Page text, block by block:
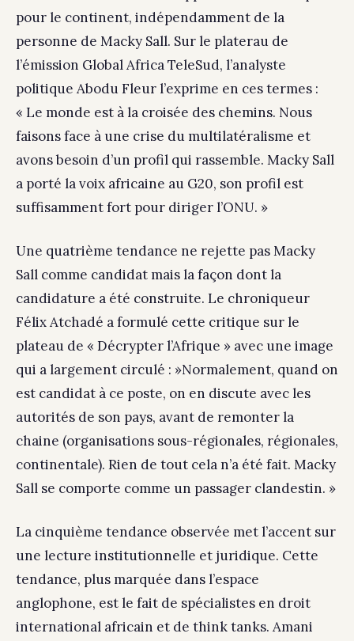
pour le continent, indépendamment de la
personne de Macky Sall. Sur le platerau de
l’émission Global Africa TeleSud, l’analyste
politique Abodu Fleur l’exprime en ces termes :
« Le monde est à la croisée des chemins. Nous
faisons face à une crise du multilatéralisme et
avons besoin d’un profil qui rassemble. Macky Sall
a porté la voix africaine au G20, son profil est
suffisamment fort pour diriger l’ONU. »
Une quatrième tendance ne rejette pas Macky
Sall comme candidat mais la façon dont la
candidature a été construite. Le chroniqueur
Félix Atchadé a formulé cette critique sur le
plateau de « Décrypter l’Afrique » avec une image
qui a largement circulé : »Normalement, quand on
est candidat à ce poste, on en discute avec les
autorités de son pays, avant de remonter la
chaine (organisations sous-régionales, régionales,
continentale). Rien de tout cela n’a été fait. Macky
Sall se comporte comme un passager clandestin. »
La cinquième tendance observée met l’accent sur
une lecture institutionnelle et juridique. Cette
tendance, plus marquée dans l’espace
anglophone, est le fait de spécialistes en droit
international africain et de think tanks. Amani